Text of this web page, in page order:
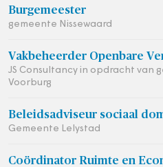
Burgemeester
gemeente Nissewaard
Vakbeheerder Openbare
JS Consultancy in opdracht van
Voorburg
Beleidsadviseur sociaal
Gemeente Lelystad
Coördinator Ruimte en